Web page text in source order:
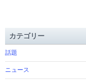
カテゴリー
話題
ニュース